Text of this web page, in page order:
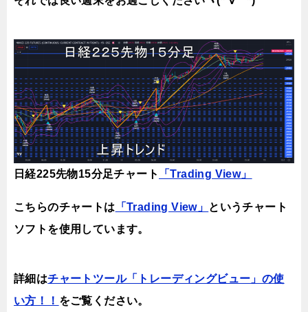
日経225先物15分足チャート 「Trading View」
こちらのチャートは 「Trading View」 というチャート
ソフトを使用しています。
詳細はチャートツール「トレーディングビュー」の使
い方！！ をご覧ください。